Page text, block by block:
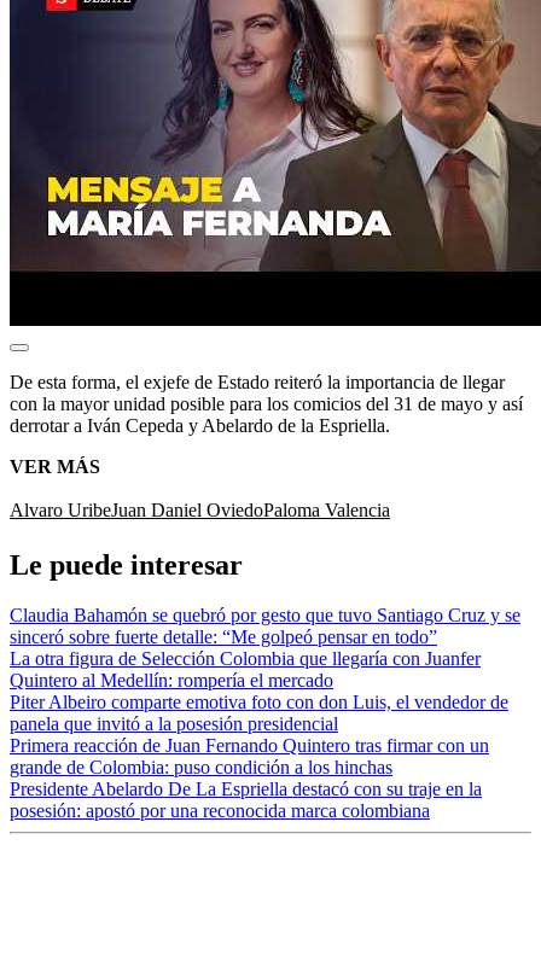
De esta forma, el exjefe de Estado reiteró la importancia de llegar
con la mayor unidad posible para los comicios del 31 de mayo y así
derrotar a Iván Cepeda y Abelardo de la Espriella.
VER MÁS
Alvaro UribeJuan Daniel OviedoPaloma Valencia
Le puede interesar
Claudia Bahamón se quebró por gesto que tuvo Santiago Cruz y se
sinceró sobre fuerte detalle: “Me golpeó pensar en todo”
La otra figura de Selección Colombia que llegaría con Juanfer
Quintero al Medellín: rompería el mercado
Piter Albeiro comparte emotiva foto con don Luis, el vendedor de
panela que invitó a la posesión presidencial
Primera reacción de Juan Fernando Quintero tras firmar con un
grande de Colombia: puso condición a los hinchas
Presidente Abelardo De La Espriella destacó con su traje en la
posesión: apostó por una reconocida marca colombiana